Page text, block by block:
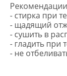
- стирка при
- щадящий
- сушить в
- гладить при
- не